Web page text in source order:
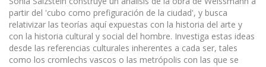
partir del 'cubo como prefiguración de la ciudad', y busca
relativizar las teorías aquí expuestas con la historia del arte y
con la historia cultural y social del hombre. Investiga estas ideas
desde las referencias culturales inherentes a cada ser, tales
como los cromlechs vascos o las metrópolis con las que se